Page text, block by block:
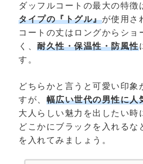
ダッフルコートの最大の特徴
タイプの『トグル』が使用さ
コートの丈はロングからショ
く、 耐久性・保温性・防風性
す。
どちらかと言うと可愛い印象
すが、 幅広い世代の男性に人
大人らしい魅力を出したい時
どこかにブラックを入れるな
を入れてみましょう。